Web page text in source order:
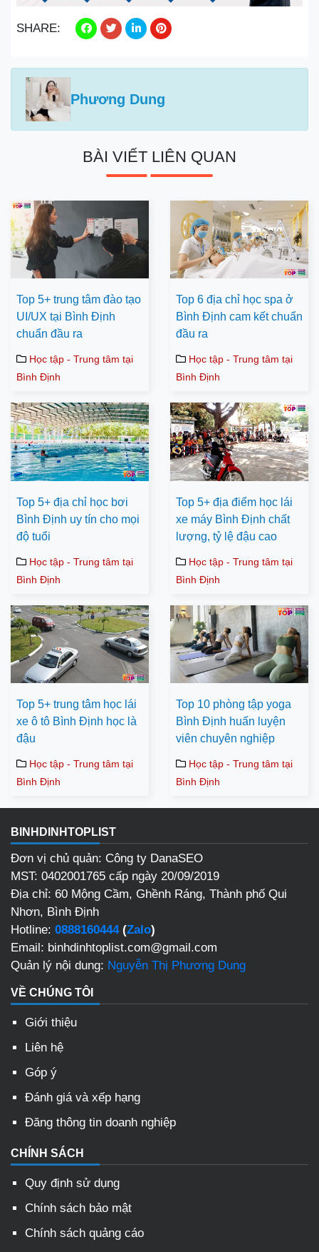
SHARE:
Phương Dung
BÀI VIẾT LIÊN QUAN
Top 5+ trung tâm đào tạo
UI/UX tại Bình Định
chuẩn đầu ra
Học tập - Trung tâm tại
Bình Định
Top 6 địa chỉ học spa ở
Bình Định cam kết chuẩn
đầu ra
Học tập - Trung tâm tại
Bình Định
Top 5+ địa chỉ học bơi
Bình Định uy tín cho mọi
độ tuổi
Học tập - Trung tâm tại
Bình Định
Top 5+ địa điểm học lái
xe máy Bình Định chất
lượng, tỷ lệ đậu cao
Học tập - Trung tâm tại
Bình Định
Top 5+ trung tâm học lái
xe ô tô Bình Định học là
đậu
Học tập - Trung tâm tại
Bình Định
Top 10 phòng tập yoga
Bình Định huấn luyện
viên chuyên nghiệp
Học tập - Trung tâm tại
Bình Định
BINHDINHTOPLIST
Đơn vị chủ quản: Công ty DanaSEO
MST: 0402001765 cấp ngày 20/09/2019
Địa chỉ: 60 Mộng Cầm, Ghềnh Ráng, Thành phố Qui
Nhơn, Bình Định
Hotline: 0888160444(Zalo)
Email: binhdinhtoplist.com@gmail.com
Quản lý nội dung: Nguyễn Thị Phương Dung
VỀ CHÚNG TÔI
Giới thiệu
Liên hệ
Góp ý
Đánh giá và xếp hạng
Đăng thông tin doanh nghiệp
CHÍNH SÁCH
Quy định sử dụng
Chính sách bảo mật
Chính sách quảng cáo